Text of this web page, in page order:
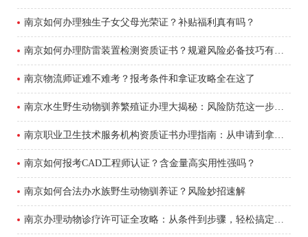
南京如何办理独生子女父母光荣证？补贴福利真有吗？
南京如何办理防雷装置检测资质证书？规避风险必备技巧有哪些？
南京物流师证难不难考？报考条件和拿证攻略全在这了
南京水生野生动物驯养繁殖证办理大揭秘：风险防范这一步最关键！
南京职业卫生技术服务机构资质证书办理指南：从申请到拿证全流程解析
南京如何报考CAD工程师认证？含金量高实用性强吗？
南京如何合法办水族野生动物驯养证？风险妙招速解
南京办理动物诊疗许可证全攻略：从条件到步骤，轻松搞定合法诊所